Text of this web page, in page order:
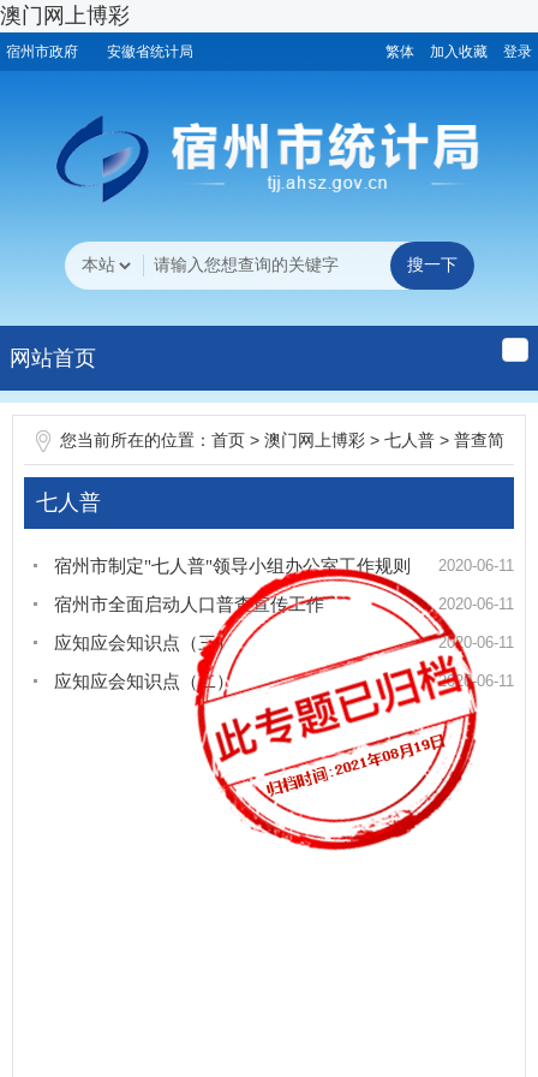
澳门网上博彩
宿州市政府 安徽省统计局 繁体 加入收藏 登录
网站首页
您当前所在的位置： 首页 > 澳门网上博彩 > 七人普 > 普查简
报
七人普
宿州市制定"七人普"领导小组办公室工作规则 2020-06-11
宿州市全面启动人口普查宣传工作 2020-06-11
应知应会知识点（三） 2020-06-11
应知应会知识点（二） 2020-06-11